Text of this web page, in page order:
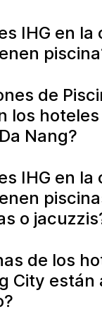
IHG en la
de
los hoteles
Nang?
IHG en la
o
de los
City están